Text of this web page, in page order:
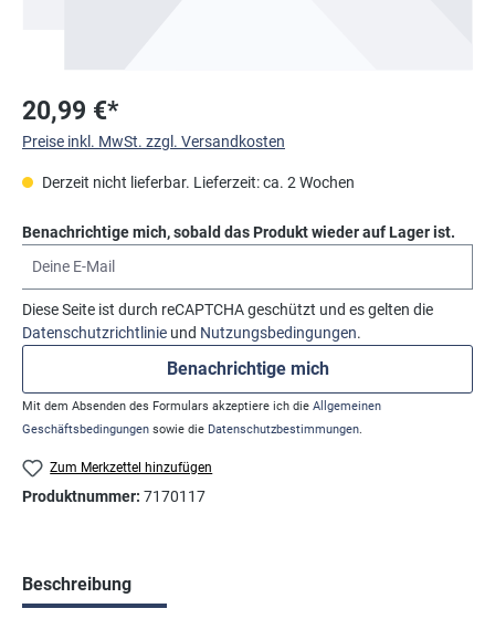
20,99 €*
Preise inkl. MwSt. zzgl. Versandkosten
Derzeit nicht lieferbar. Lieferzeit: ca. 2 Wochen
Benachrichtige mich, sobald das Produkt wieder auf Lager ist.
Diese Seite ist durch reCAPTCHA geschützt und es gelten die
Datenschutzrichtlinie und Nutzungsbedingungen.
Benachrichtige mich
Mit dem Absenden des Formulars akzeptiere ich die Allgemeinen
Geschäftsbedingungen sowie die Datenschutzbestimmungen
Zum Merkzettel hinzufügen
Produktnummer: 7170117
Beschreibung